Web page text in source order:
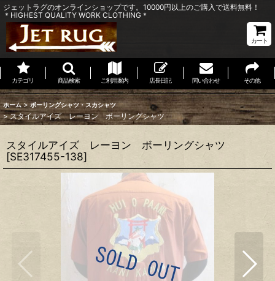
ジェットラグのオンラインショップです。10000円以上のご購入で送料無料！
＊HIGHEST QUALITY WORK CLOTHING＊
カート
カテゴリ 商品検索 ご利用案内 店長日記 問い合わせ その他
ホーム > ボーリングシャツ・スカシャツ
> スタイルアイズ レーヨン ボーリングシャツ
スタイルアイズ レーヨン ボーリングシャツ
[SE317455-138]